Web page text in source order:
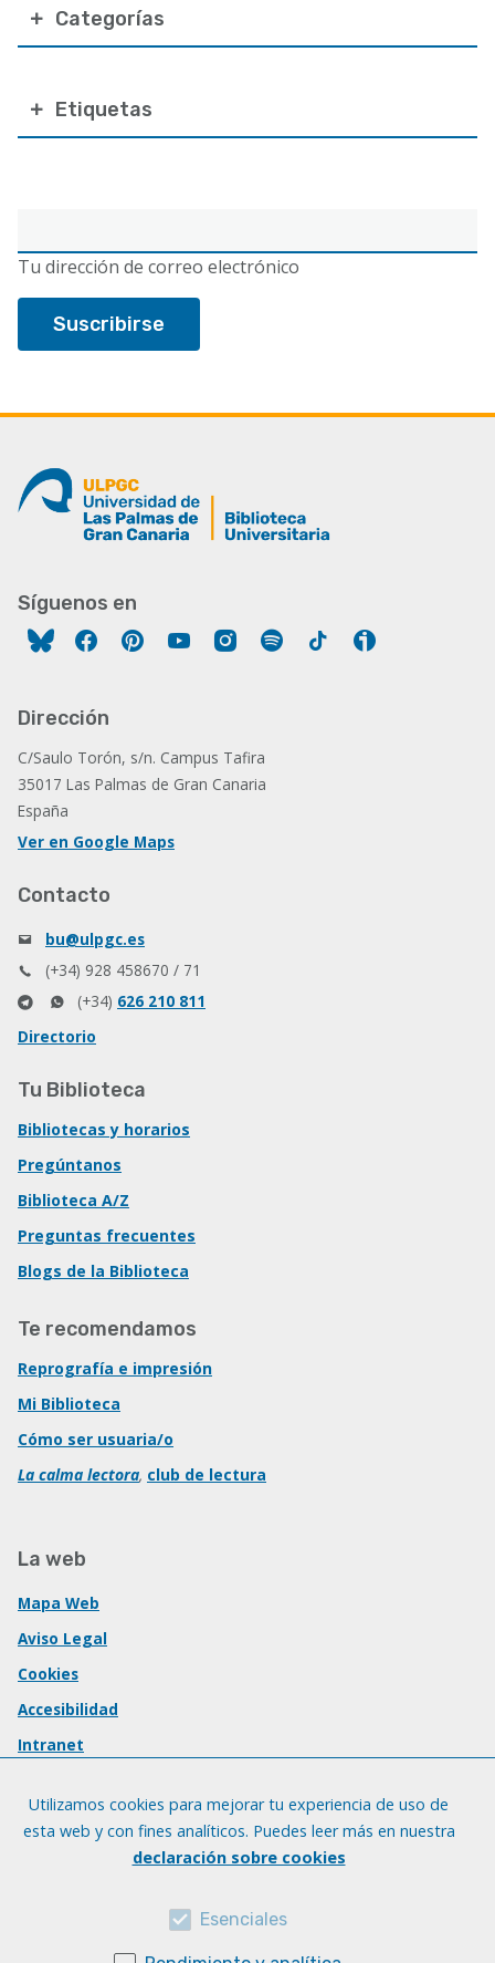
electrónico
Tu dirección de correo electrónico
Categorías
Etiquetas
Síguenos en
FacebookPinterestYouTubeInstagram
Spotify Tiktok
Dirección
C/Saulo Torón, s/n. Campus Tafira
35017 Las Palmas de Gran Canaria
España
Ver en Google Maps
Contacto
bu@ulpgc.es
(+34) 928 458670 / 71
(+34) 626 210 811
Directorio
Tu Biblioteca
Bibliotecas y horarios
Pregúntanos
Biblioteca A/Z
Preguntas frecuentes
Blogs de la Biblioteca
Te recomendamos
Reprografía e impresión
Mi Biblioteca
Cómo ser usuaria/o
La calma lectora, club de lectura
La web
Mapa Web
Aviso Legal
Cookies
Accesibilidad
Intranet
Utilizamos cookies para mejorar tu experiencia de uso de
esta web y con fines analíticos. Puedes leer más en nuestra
declaración sobre cookies
Esenciales